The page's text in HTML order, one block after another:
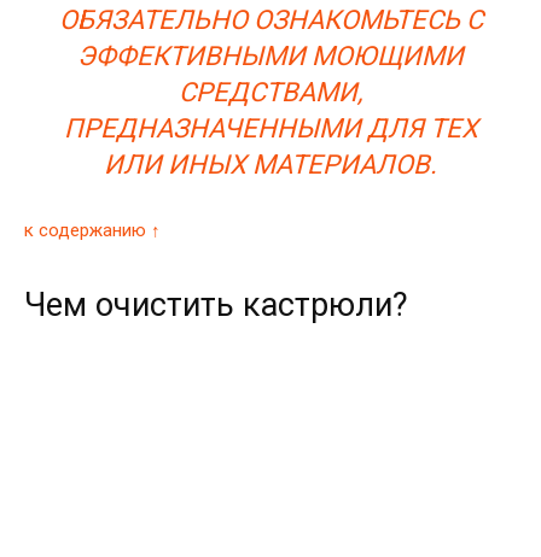
ОБЯЗАТЕЛЬНО ОЗНАКОМЬТЕСЬ С
ЭФФЕКТИВНЫМИ МОЮЩИМИ
СРЕДСТВАМИ,
ПРЕДНАЗНАЧЕННЫМИ ДЛЯ ТЕХ
ИЛИ ИНЫХ МАТЕРИАЛОВ.
к содержанию ↑
Чем очистить кастрюли?